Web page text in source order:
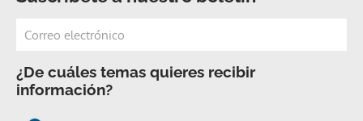
¿De cuáles temas quieres recibir
información?